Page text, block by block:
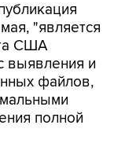
"является
США
выявления и
файлов,
полной